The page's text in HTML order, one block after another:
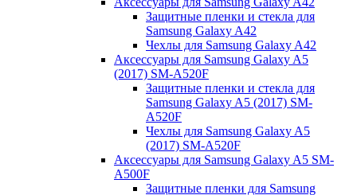
Защитные пленки и стекла для
Samsung Galaxy A42
Чехлы для Samsung Galaxy A42
Аксессуары для Samsung Galaxy A5
(2017) SM-A520F
Защитные пленки и стекла для
Samsung Galaxy A5 (2017) SM-
A520F
Чехлы для Samsung Galaxy A5
(2017) SM-A520F
Аксессуары для Samsung Galaxy A5 SM-
A500F
Защитные пленки для Samsung